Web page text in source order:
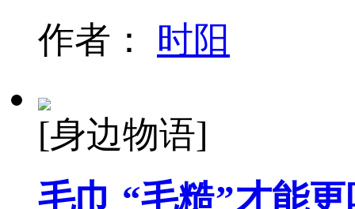
作者： 时阳
[身边物语]
毛巾 “毛糙”才能